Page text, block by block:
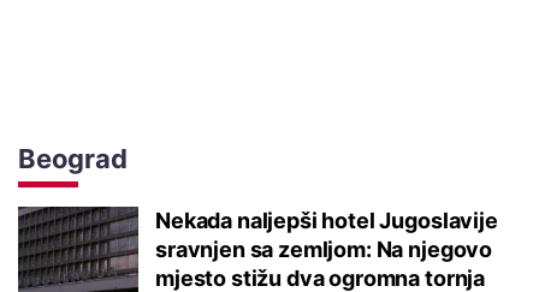
Beograd
Nekada naljepši hotel Jugoslavije
sravnjen sa zemljom: Na njegovo
mjesto stižu dva ogromna tornja